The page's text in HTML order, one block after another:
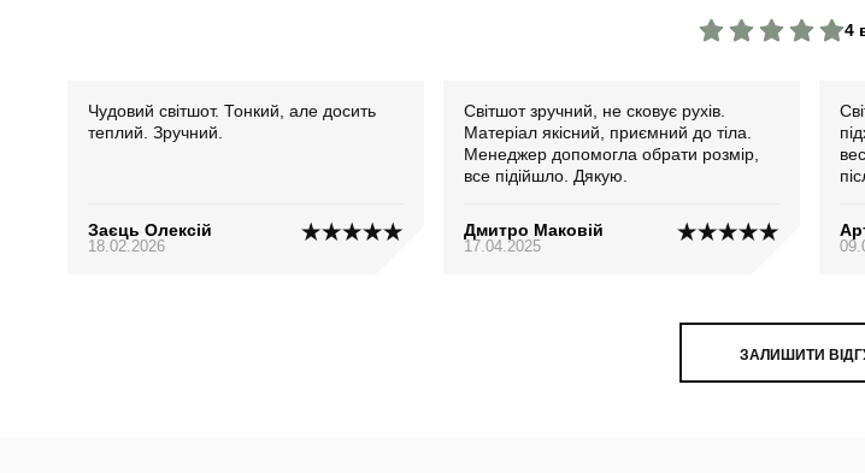
4
Чудовий світшот. Тонкий, але досить
теплий. Зручний.
Заєць Олексій
18.02.2026
Світшот зручний, не сковує рухів.
Матеріал якісний, приємний до тіла.
Менеджер допомогла обрати розмір,
все підійшло. Дякую.
Дмитро Маковій
17.04.2025
Світшот
ЗАЛИШИТИ